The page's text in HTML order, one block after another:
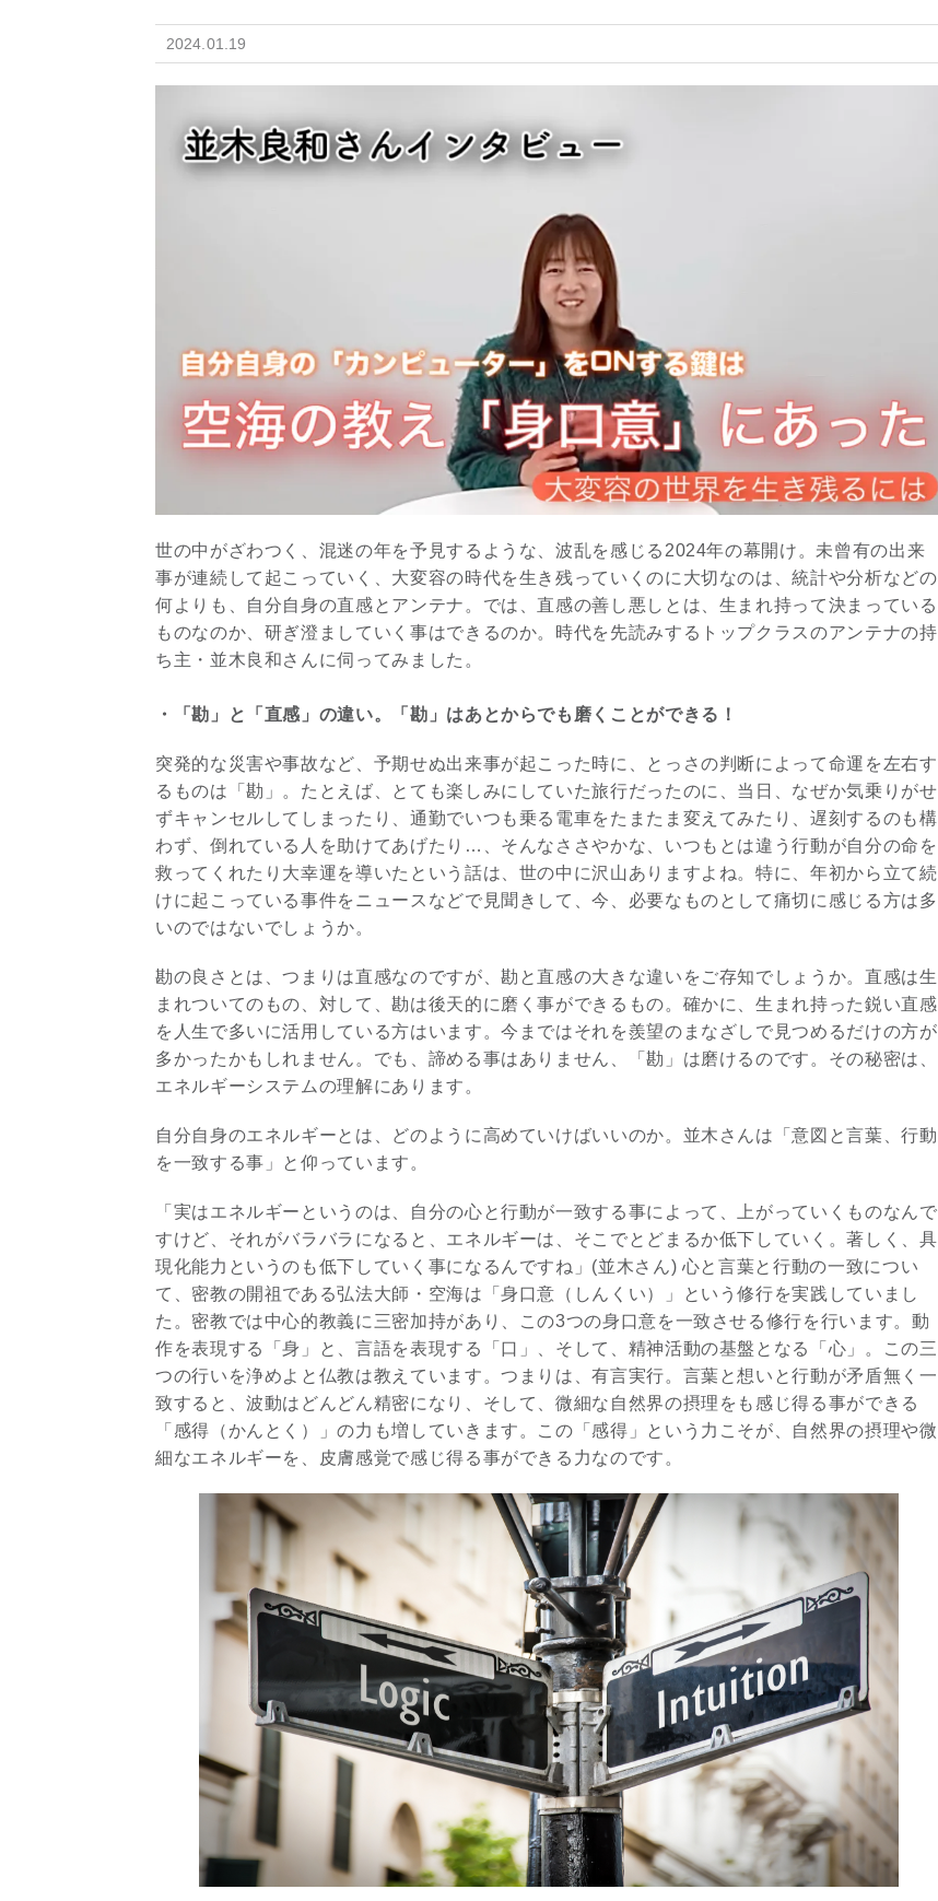
2024.01.19
世の中がざわつく、混迷の年を予見するような、波乱を感じる2024年の幕開け。未曾有の出来
事が連続して起こっていく、大変容の時代を生き残っていくのに大切なのは、統計や分析などの
何よりも、自分自身の直感とアンテナ。では、直感の善し悪しとは、生まれ持って決まっている
ものなのか、研ぎ澄ましていく事はできるのか。時代を先読みするトップクラスのアンテナの持
ち主・並木良和さんに伺ってみました。
・「勘」と「直感」の違い。「勘」はあとからでも磨くことができる！
突発的な災害や事故など、予期せぬ出来事が起こった時に、とっさの判断によって命運を左右す
るものは「勘」。たとえば、とても楽しみにしていた旅行だったのに、当日、なぜか気乗りがせ
ずキャンセルしてしまったり、通勤でいつも乗る電車をたまたま変えてみたり、遅刻するのも構
わず、倒れている人を助けてあげたり…、そんなささやかな、いつもとは違う行動が自分の命を
救ってくれたり大幸運を導いたという話は、世の中に沢山ありますよね。特に、年初から立て続
けに起こっている事件をニュースなどで見聞きして、今、必要なものとして痛切に感じる方は多
いのではないでしょうか。
勘の良さとは、つまりは直感なのですが、勘と直感の大きな違いをご存知でしょうか。直感は生
まれついてのもの、対して、勘は後天的に磨く事ができるもの。確かに、生まれ持った鋭い直感
を人生で多いに活用している方はいます。今まではそれを羨望のまなざしで見つめるだけの方が
多かったかもしれません。でも、諦める事はありません、「勘」は磨けるのです。その秘密は、
エネルギーシステムの理解にあります。
自分自身のエネルギーとは、どのように高めていけばいいのか。並木さんは「意図と言葉、行動
を一致する事」と仰っています。
「実はエネルギーというのは、自分の心と行動が一致する事によって、上がっていくものなんで
すけど、それがバラバラになると、エネルギーは、そこでとどまるか低下していく。著しく、具
現化能力というのも低下していく事になるんですね」(並木さん) 心と言葉と行動の一致につい
て、密教の開祖である弘法大師・空海は「身口意（しんくい）」という修行を実践していまし
た。密教では中心的教義に三密加持があり、この3つの身口意を一致させる修行を行います。動
作を表現する「身」と、言語を表現する「口」、そして、精神活動の基盤となる「心」。この三
つの行いを浄めよと仏教は教えています。つまりは、有言実行。言葉と想いと行動が矛盾無く一
致すると、波動はどんどん精密になり、そして、微細な自然界の摂理をも感じ得る事ができる
「感得（かんとく）」の力も増していきます。この「感得」という力こそが、自然界の摂理や微
細なエネルギーを、皮膚感覚で感じ得る事ができる力なのです。
スピリチュアルは現実を動
かす原動力～あ…
インタビュー
3
【The Secret of...
インタビュー